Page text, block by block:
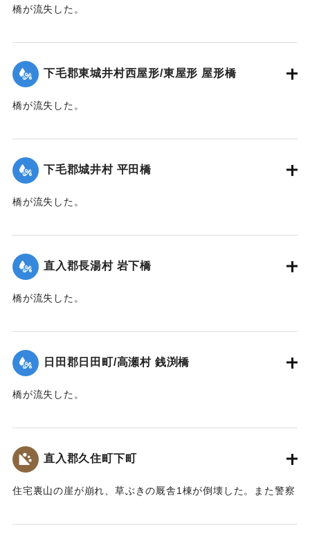
橋が流失した。
｜固有コード:00268356
下毛郡東城井村西屋形/東屋形 屋形橋
橋が流失した。
｜固有コード:00268357
下毛郡城井村 平田橋
橋が流失した。
｜固有コード:00268358
直入郡長湯村 岩下橋
橋が流失した。
｜固有コード:00268350
日田郡日田町/高瀬村 銭渕橋
橋が流失した。
｜固有コード:00268351
直入郡久住町下町
住宅裏山の崖が崩れ、草ぶきの厩舎1棟が倒壊した。また警察